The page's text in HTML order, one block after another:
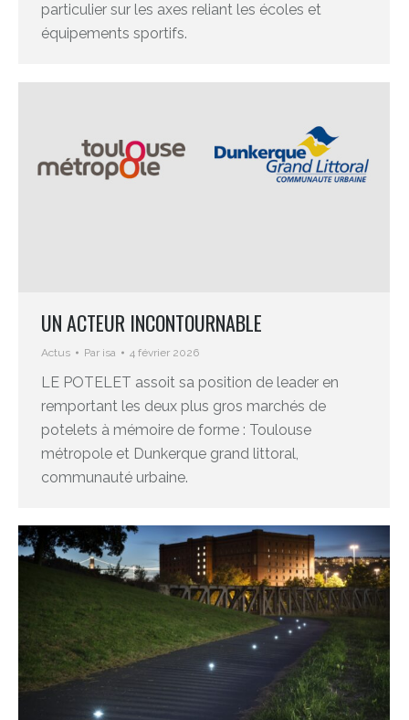
particulier sur les axes reliant les écoles et
équipements sportifs.
UN ACTEUR INCONTOURNABLE
Actus Par isa 4 février 2026
LE POTELET assoit sa position de leader en
remportant les deux plus gros marchés de
potelets à mémoire de forme : Toulouse
métropole et Dunkerque grand littoral,
communauté urbaine.